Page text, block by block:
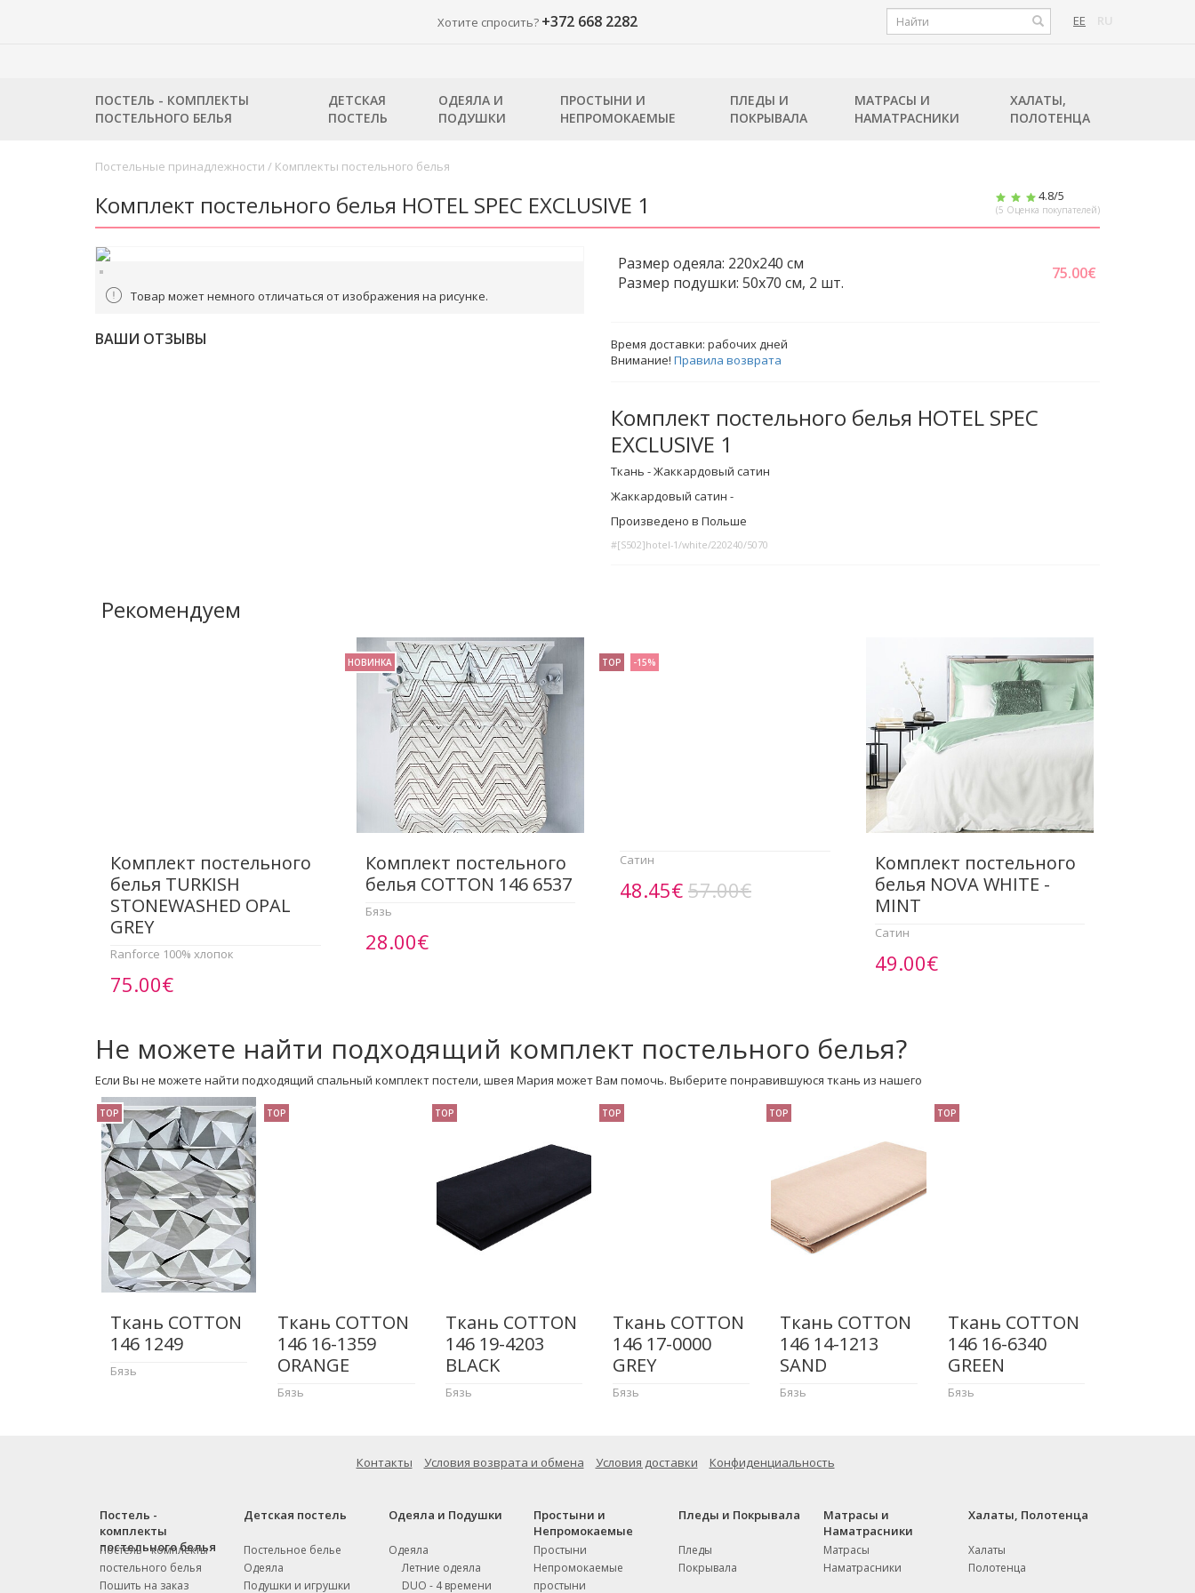
Хотите спросить? +372 668 2282 EE RU
ПОСТЕЛЬ - КОМПЛЕКТЫ
ПОСТЕЛЬНОГО БЕЛЬЯ
ДЕТСКАЯ
ПОСТЕЛЬ
ОДЕЯЛА И
ПОДУШКИ
ПРОСТЫНИ И
НЕПРОМОКАЕМЫЕ
ПЛЕДЫ И
ПОКРЫВАЛА
МАТРАСЫ И
НАМАТРАСНИКИ
ХАЛАТЫ,
ПОЛОТЕНЦА
Постельные принадлежности / Комплекты постельного белья
Комплект постельного белья HOTEL SPEC EXCLUSIVE 1 4.8/5
(5 Оценка покупателей)
Товар может немного отличаться от изображения на рисунке.
ВАШИ ОТЗЫВЫ
Размер одеяла: 220x240 cм
Размер подушки: 50x70 cм, 2 шт.
75.00€
Время доставки: рабочих дней
Внимание! Правила возврата
Комплект постельного белья HOTEL SPEC
EXCLUSIVE 1
Ткань - Жаккардовый сатин
Жаккардовый сатин -
Произведено в Польше
#[S502]hotel-1/white/220240/5070
Рекомендуем
Комплект постельного
белья TURKISH
STONEWASHED OPAL
GREY
Ranforce 100% хлопок
75.00€
НОВИНКА
Комплект постельного
белья COTTON 146 6537
Бязь
28.00€
TOP -15%
Сатин
48.45€ 57.00€
Комплект постельного
белья NOVA WHITE -
MINT
Сатин
49.00€
Не можете найти подходящий комплект постельного белья?
Если Вы не можете найти подходящий спальный комплект постели, швея Мария может Вам помочь. Выберите понравившуюся ткань из нашего
TOP
Ткань COTTON
146 1249
Бязь
TOP
Ткань COTTON
146 16-1359
ORANGE
Бязь
TOP
Ткань COTTON
146 19-4203
BLACK
Бязь
TOP
Ткань COTTON
146 17-0000
GREY
Бязь
TOP
Ткань COTTON
146 14-1213
SAND
Бязь
TOP
Ткань COTTON
146 16-6340
GREEN
Бязь
Контакты Условия возврата и обмена Условия доставки Конфиденциальность
Постель -
комплекты
постельного белья
Постель - комплекты
постельного белья
Пошить на заказ
Детская постель
Постельное белье
Одеяла
Подушки и игрушки
Одеяла и Подушки
Одеяла
Летние одеяла
DUO - 4 времени
Простыни и
Непромокаемые
Простыни
Непромокаемые
простыни
Пледы и Покрывала
Пледы
Покрывала
Матрасы и
Наматрасники
Матрасы
Наматрасники
Халаты, Полотенца
Халаты
Полотенца